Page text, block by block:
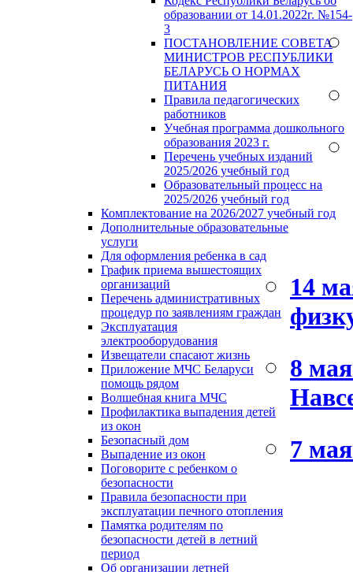
образовании от 14.01.2022г. №154-
3
ПОСТАНОВЛЕНИЕ СОВЕТА
МИНИСТРОВ РЕСПУБЛИКИ
БЕЛАРУСЬ О НОРМАХ
ПИТАНИЯ
Правила педагогических
работников
Учебная программа дошкольного
образования 2023 г.
Перечень учебных изданий
2025/2026 учебный год
Образовательный процесс на
2025/2026 учебный год
Комплектование на 2026/2027 учебный год
Дополнительные образовательные
услуги
Для оформления ребенка в сад
График приема вышестоящих
организаций
Перечень административных
процедур по заявлениям граждан
Эксплуатация
электрооборудования
Извещатели спасают жизнь
Приложение МЧС Беларуси
помощь рядом
Волшебная книга МЧС
Профилактика выпадения детей
из окон
Безопасный дом
Выпадение из окон
Поговорите с ребенком о
безопасности
Правила безопасности при
эксплуатации печного отопления
Памятка родителям по
безопасности детей в летний
период
Об организации летней
14
8
7